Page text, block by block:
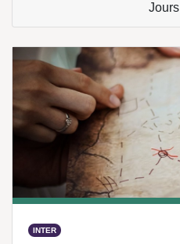
Jours
INTER